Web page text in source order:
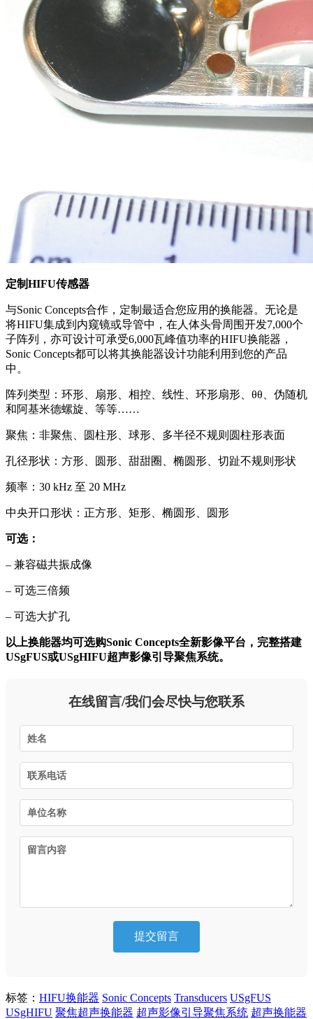
定制HIFU传感器
与Sonic Concepts合作，定制最适合您应用的换能器。无论是
将HIFU集成到内窥镜或导管中，在人体头骨周围开发7,000个
子阵列，亦可设计可承受6,000瓦峰值功率的HIFU换能器，
Sonic Concepts都可以将其换能器设计功能利用到您的产品
中。
阵列类型：环形、扇形、相控、线性、环形扇形、θθ、伪随机
和阿基米德螺旋、等等……
聚焦：非聚焦、圆柱形、球形、多半径不规则圆柱形表面
孔径形状：方形、圆形、甜甜圈、椭圆形、切趾不规则形状
频率：30 kHz 至 20 MHz
中央开口形状：正方形、矩形、椭圆形、圆形
可选：
– 兼容磁共振成像
– 可选三倍频
– 可选大扩孔
以上换能器均可选购Sonic Concepts全新影像平台，完整搭建
USgFUS或USgHIFU超声影像引导聚焦系统。
在线留言/我们会尽快与您联系
提交留言
标签： HIFU换能器 Sonic Concepts Transducers USgFUS
USgHIFU 聚焦超声换能器 超声影像引导聚焦系统 超声换能器